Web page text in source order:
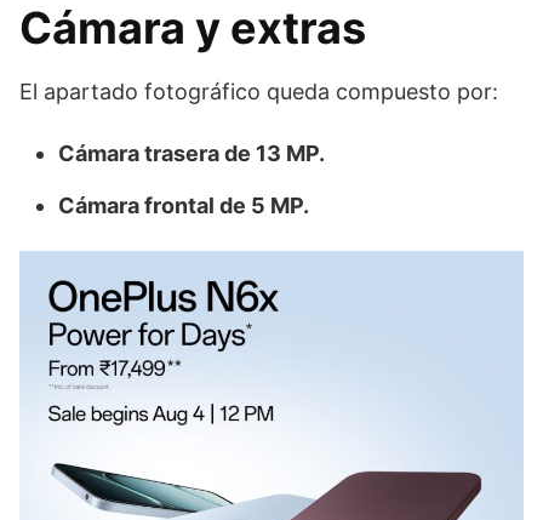
Cámara y extras
El apartado fotográfico queda compuesto por:
Cámara trasera de 13 MP.
Cámara frontal de 5 MP.